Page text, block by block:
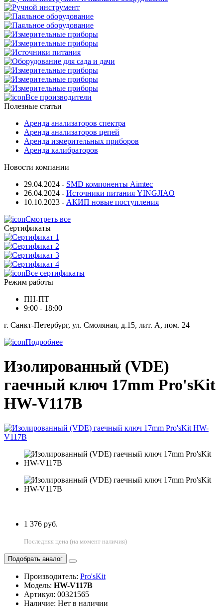
Все производители
Полезные статьи
Аренда анализаторов спектра
Аренда анализаторов цепей
Аренда измерительных приборов
Аренда калибраторов
Новости компании
29.04.2024 - SMD компоненты Aimtec
26.04.2024 - Источники питания YINGJIAO
10.10.2023 - АКИП новые поступления
Смотреть все
Сертификаты
Все сертификаты
Режим работы
ПН-ПТ
9:00 - 18:00
г. Санкт-Петербург, ул. Смоляная, д.15, лит. А, пом. 24
Подробнее
Изолированный (VDE)
гаечный ключ 17mm Pro'sKit
HW-V117B
1 376 руб.
Последняя цена (на момент наличия)
Подобрать аналог
Производитель: Pro'sKit
Модель: HW-V117B
Артикул: 00321565
Наличие: Нет в наличии